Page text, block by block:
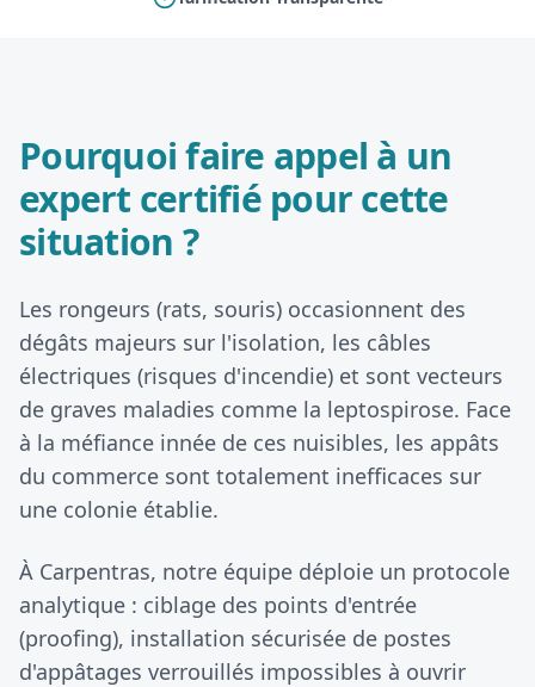
Pourquoi faire appel à un
expert certifié pour cette
situation ?
Les rongeurs (rats, souris) occasionnent des
dégâts majeurs sur l'isolation, les câbles
électriques (risques d'incendie) et sont vecteurs
de graves maladies comme la leptospirose. Face
à la méfiance innée de ces nuisibles, les appâts
du commerce sont totalement inefficaces sur
une colonie établie.
À Carpentras, notre équipe déploie un protocole
analytique : ciblage des points d'entrée
(proofing), installation sécurisée de postes
d'appâtages verrouillés impossibles à ouvrir